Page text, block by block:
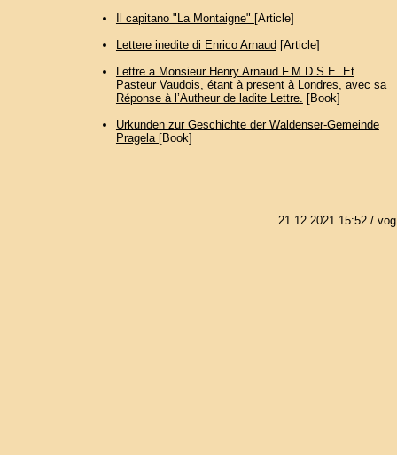
Il capitano "La Montaigne" [Article]
Lettere inedite di Enrico Arnaud [Article]
Lettre a Monsieur Henry Arnaud F.M.D.S.E. Et
Pasteur Vaudois, étant à present à Londres, avec sa
Réponse à l’Autheur de ladite Lettre. [Book]
Urkunden zur Geschichte der Waldenser-Gemeinde
Pragela [Book]
21.12.2021 15:52/ vog